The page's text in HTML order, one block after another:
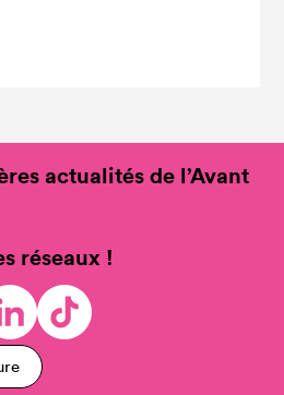
actualités de l’Avant
réseaux !